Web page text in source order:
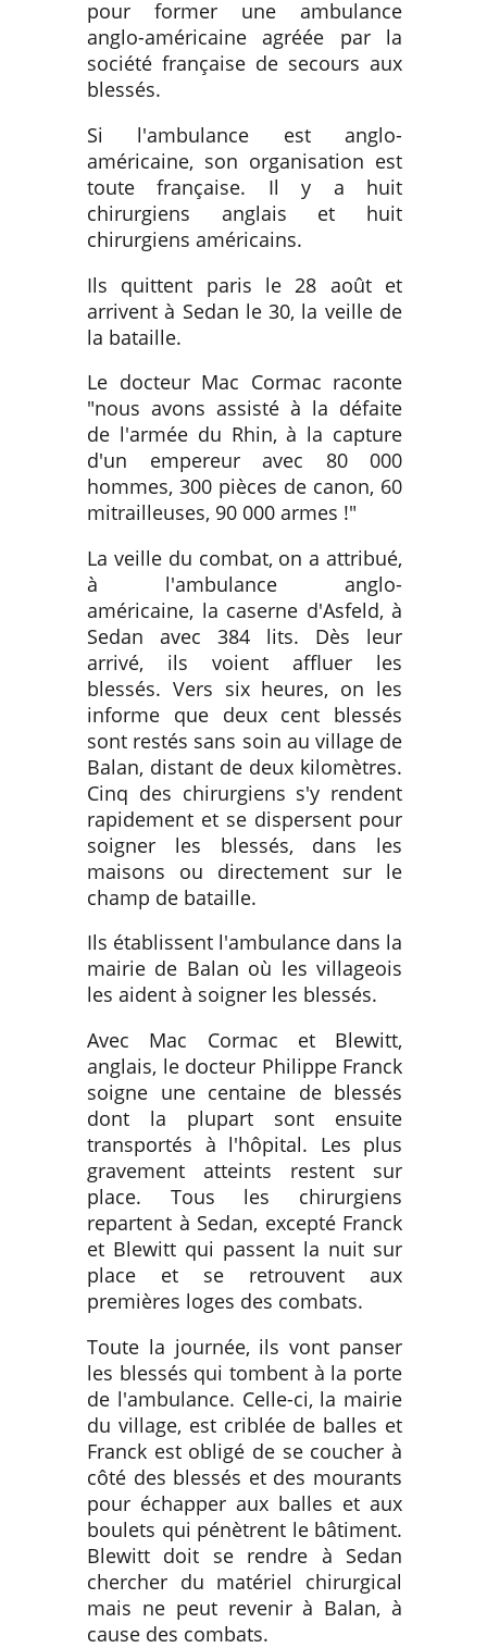
pour former une ambulance
anglo-américaine agréée par la
société française de secours aux
blessés.
Si l'ambulance est anglo-
américaine, son organisation est
toute française. Il y a huit
chirurgiens anglais et huit
chirurgiens américains.
Ils quittent paris le 28 août et
arrivent à Sedan le 30, la veille de
la bataille.
Le docteur Mac Cormac raconte
"nous avons assisté à la défaite
de l'armée du Rhin, à la capture
d'un empereur avec 80 000
hommes, 300 pièces de canon, 60
mitrailleuses, 90 000 armes !"
La veille du combat, on a attribué,
à l'ambulance anglo-
américaine, la caserne d'Asfeld, à
Sedan avec 384 lits. Dès leur
arrivé, ils voient affluer les
blessés. Vers six heures, on les
informe que deux cent blessés
sont restés sans soin au village de
Balan, distant de deux kilomètres.
Cinq des chirurgiens s'y rendent
rapidement et se dispersent pour
soigner les blessés, dans les
maisons ou directement sur le
champ de bataille.
Ils établissent l'ambulance dans la
mairie de Balan où les villageois
les aident à soigner les blessés.
Avec Mac Cormac et Blewitt,
anglais, le docteur Philippe Franck
soigne une centaine de blessés
dont la plupart sont ensuite
transportés à l'hôpital. Les plus
gravement atteints restent sur
place. Tous les chirurgiens
repartent à Sedan, excepté Franck
et Blewitt qui passent la nuit sur
place et se retrouvent aux
premières loges des combats.
Toute la journée, ils vont panser
les blessés qui tombent à la porte
de l'ambulance. Celle-ci, la mairie
du village, est criblée de balles et
Franck est obligé de se coucher à
côté des blessés et des mourants
pour échapper aux balles et aux
boulets qui pénètrent le bâtiment.
Blewitt doit se rendre à Sedan
chercher du matériel chirurgical
mais ne peut revenir à Balan, à
cause des combats.